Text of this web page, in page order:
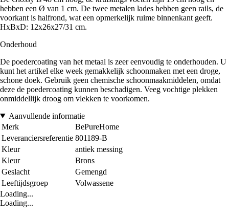
hebben een Ø van 1 cm. De twee metalen lades hebben geen rails, de
voorkant is halfrond, wat een opmerkelijk ruime binnenkant geeft.
HxBxD: 12x26x27/31 cm.
Onderhoud
De poedercoating van het metaal is zeer eenvoudig te onderhouden. U
kunt het artikel elke week gemakkelijk schoonmaken met een droge,
schone doek. Gebruik geen chemische schoonmaakmiddelen, omdat
deze de poedercoating kunnen beschadigen. Veeg vochtige plekken
onmiddellijk droog om vlekken te voorkomen.
Aanvullende informatie
Merk
BePureHome
Leveranciersreferentie 801189-B
Kleur
antiek messing
Kleur
Brons
Geslacht
Gemengd
Leeftijdsgroep
Volwassene
Loading...
Loading...